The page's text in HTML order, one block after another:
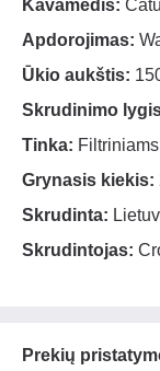
Kavamedis:
Apdorojimas:
Ūkio aukštis:
Skrudinimo
Tinka:
Grynasis kiekis:
Skrudinta:
Skrudintojas:
Prekių